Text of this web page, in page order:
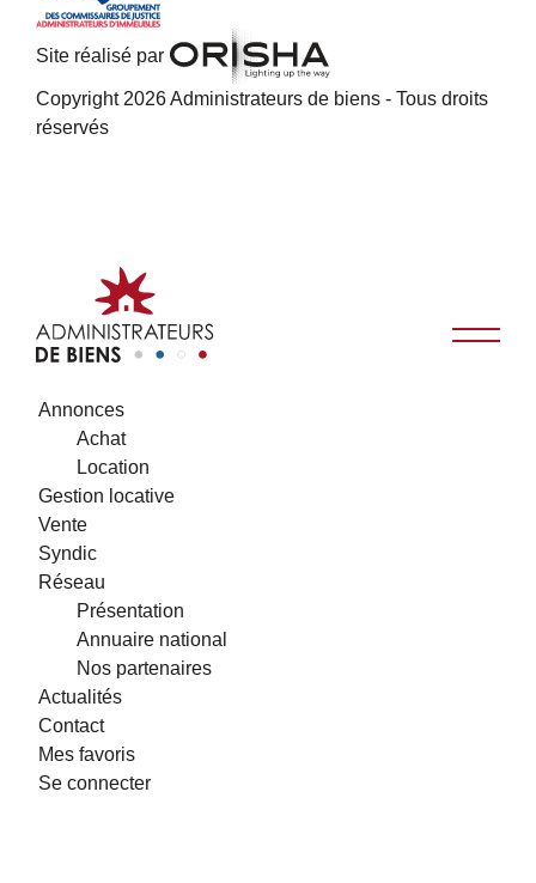
Site réalisé par
Copyright 2026 Administrateurs de biens - Tous droits
réservés
Annonces
Achat
Location
Gestion locative
Vente
Syndic
Réseau
Présentation
Annuaire national
Nos partenaires
Actualités
Contact
Mes favoris
Se connecter